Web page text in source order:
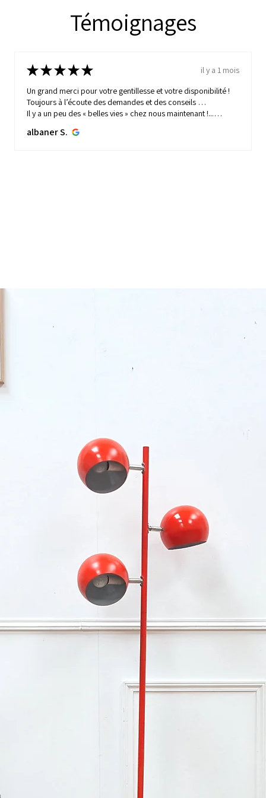
Témoignages
★★★★★
il y a 1 mois
Un grand merci pour votre gentillesse et votre disponibilité !
Toujours à l’écoute des demandes et des conseils …
Il y a un peu des « belles vies » chez nous maintenant !...
albaner S.